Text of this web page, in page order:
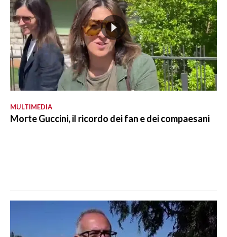
MULTIMEDIA
Morte Guccini, il ricordo dei fan e dei compaesani